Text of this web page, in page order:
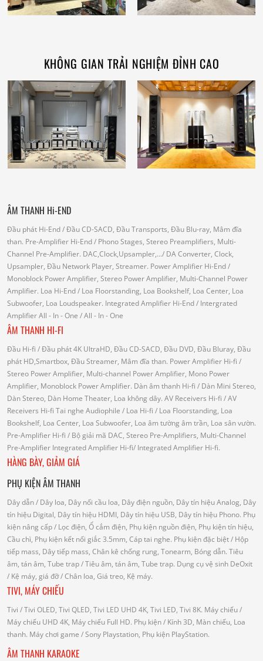
KHÔNG GIAN TRẢI NGHIỆM ĐỈNH CAO
ÂM THANH Hi-END
Đầu phát Hi-End/ Đầu CD-SACD, Đầu Transports, Đầu Blu-ray, Mâm đĩa
than. Pre-Amplifier Hi-End/ Phono Stages, Stereo Preamplifiers, Multi-
Channel Pre-Amplifier. DAC,Clock,Upsampler,.../ DA Converter, Clock,
Upsampler, Đầu Network Player, Streamer. Power Amplifier Hi-End/
Monoblock Power Amplifier, Stereo Power Amplifier, Multi-Channel Power
Amplifier. Loa Hi-End/ Loa Floorstanding, Loa Bookshelf, Loa Center, Loa
Subwoofer, Loa Loudspeaker. Integrated Amplifier Hi-End/ Intergrated
AmplifierAll - In - One / All - In - One
ÂM THANH HI-FI
Đầu Hi-fi / Đầu phát 4K UltraHD, Đầu CD-SACD, Đầu DVD, Đầu Bluray, Đầu
phát HD,Smartbox, Đầu Streamer, Mâm đĩa than. Power Amplifier Hi-fi /
Stereo Power Amplifier, Multi-channel Power Amplifier, Mono Power
Amplifier, Monoblock Power Amplifier. Dàn âm thanh Hi-fi / Dàn Mini Stereo,
Dàn Stereo, Dàn Home Theater, Loa không dây. AV Receivers Hi-fi / AV
Receivers Hi-fi Tai nghe Audiophile / Loa Hi-fi / Loa Floorstanding, Loa
Bookshelf, Loa Center, Loa Subwoofer, Loa âm tường âm trần, Loa sân vườn.
Pre-Amplifier Hi-fi / Bộ giải mã DAC, Stereo Pre-Amplifiers, Multi-Channel
Pre-Amplifier Integrated Amplifier Hi-fi/ Integrated Amplifier Hi-fi.
HÀNG BÀY, GIẢM GIÁ
PHỤ KIỆN ÂM THANH
Dây dẫn/ Dây loa, Dây nối cầu loa, Dây điện nguồn, Dây tín hiệu Analog, Dây
tín hiệu Digital, Dây tín hiệu HDMI, Dây tín hiệu USB, Dây tín hiệu Phono. Phụ
kiện nâng cấp/ Lọc điện, Ổ cắm điện, Phụ kiện nguồn điện, Phụ kiện tín hiệu,
Cầu chì, Phụ kiện kết nối giắc 3.5mm, Cáp tai nghe. Phụ kiện đặc biệt/ Hộp
tiếp mass, Dây tiếp mass, Chân kê chống rung, Tonearm, Bóng dẫn. Tiêu
âm, tán âm, Tube trap/ Tiêu âm, tán âm, Tube trap. Dụng cụ vệ sinh DeOxit
/ Kệ máy, giá đỡ/ Chân loa, Giá treo, Kệ máy.
TIVI, MÁY CHIẾU
Tivi / Tivi OLED, Tivi QLED, Tivi LED UHD 4K, Tivi LED, Tivi 8K. Máy chiếu/
Máy chiếu UHD 4K, Máy chiếu Full HD. Phụ kiện/ Kính 3D, Màn chiếu, Loa
thanh. Máy chơi game / Sony Playstation, Phụ kiện PlayStation.
ÂM THANH KARAOKE